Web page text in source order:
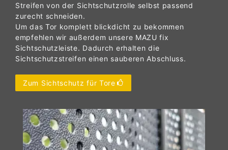
Streifen von der Sichtschutzrolle selbst passend
zurecht schneiden.
Um das Tor komplett blickdicht zu bekommen
empfehlen wir außerdem unsere MAZU fix
Sichtschutzleiste. Dadurch erhalten die
Sichtschutzstreifen einen sauberen Abschluss.
Zum Sichtschutz für Tore